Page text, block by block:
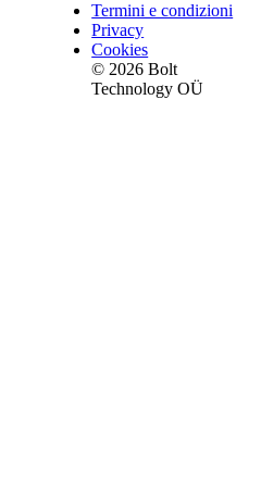
Termini e condizioni
Privacy
Cookies
© 2026 Bolt
Technology OÜ